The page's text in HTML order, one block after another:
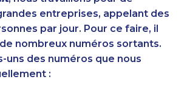
entreprises, appelant des
par jour. Pour ce faire, il
nombreux numéros sortants.
uns des numéros que nous
: